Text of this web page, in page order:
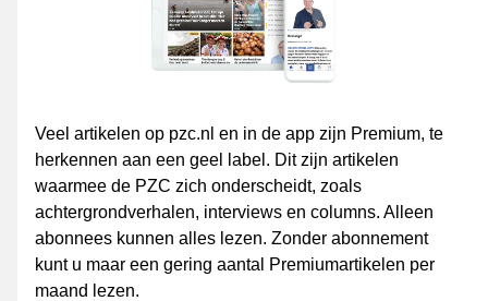
Veel artikelen op pzc.nl en in de app zijn Premium, te
herkennen aan een geel label. Dit zijn artikelen
waarmee de PZC zich onderscheidt, zoals
achtergrondverhalen, interviews en columns. Alleen
abonnees kunnen alles lezen. Zonder abonnement
kunt u maar een gering aantal Premiumartikelen per
maand lezen.